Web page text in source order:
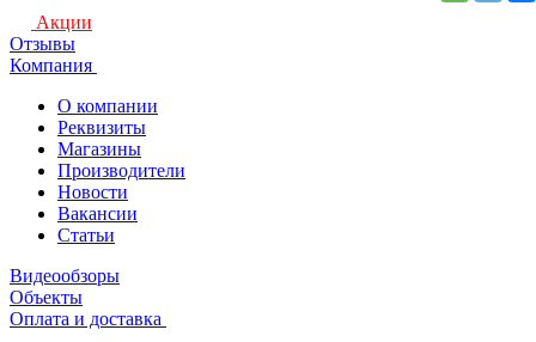
Акции
Отзывы
Компания
О компании
Реквизиты
Магазины
Производители
Новости
Вакансии
Статьи
Видеообзоры
Объекты
Оплата и доставка